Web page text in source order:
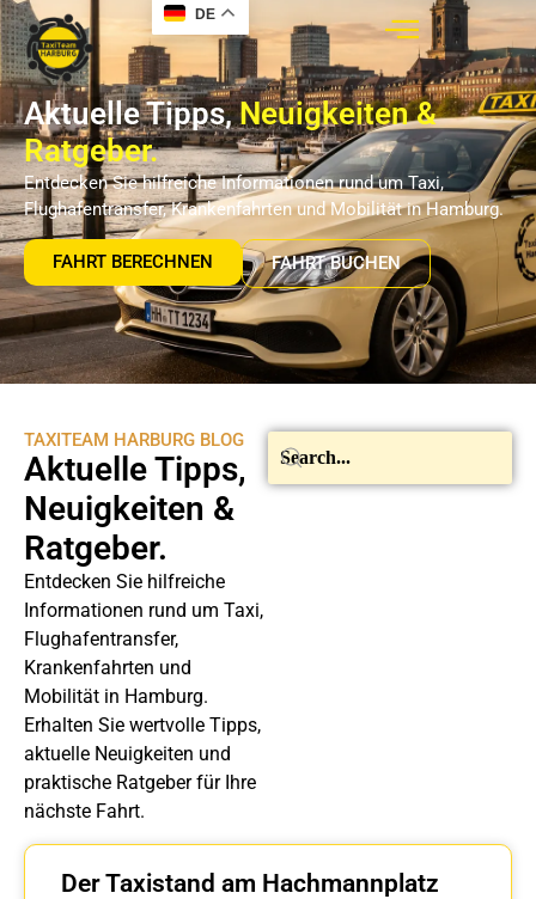
DE
Aktuelle Tipps,Neuigkeiten &
Ratgeber.
Entdecken Sie hilfreiche Informationen rund um Taxi,
Flughafentransfer, Krankenfahrten und Mobilität in Hamburg.
FAHRT BERECHNEN FAHRT BUCHEN
TAXITEAM HARBURG BLOG
Aktuelle Tipps,
Neuigkeiten &
Ratgeber.
Entdecken Sie hilfreiche
Informationen rund um Taxi,
Flughafentransfer,
Krankenfahrten und
Mobilität in Hamburg.
Erhalten Sie wertvolle Tipps,
aktuelle Neuigkeiten und
praktische Ratgeber für Ihre
nächste Fahrt.
Der Taxistand am Hachmannplatz